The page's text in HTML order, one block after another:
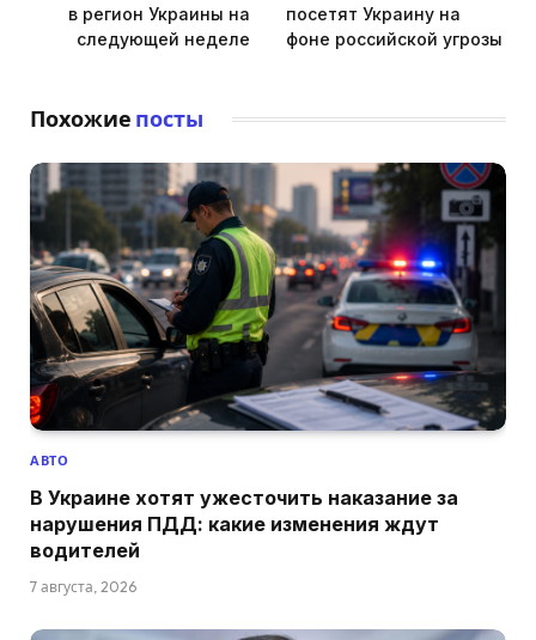
в регион Украины на
следующей неделе
посетят Украину на
фоне российской угрозы
Похожие посты
АВТО
В Украине хотят ужесточить наказание за
нарушения ПДД: какие изменения ждут
водителей
7 августа, 2026